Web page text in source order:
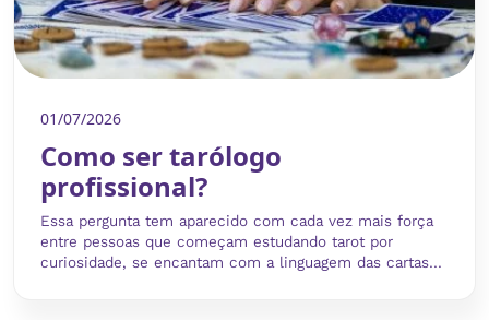
01/07/2026
Como ser tarólogo
profissional?
Essa pergunta tem aparecido com cada vez mais força
entre pessoas que começam estudando tarot por
curiosidade, se encantam com a linguagem das cartas...